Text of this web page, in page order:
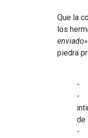
Que la
los
enviado»
piedra
-
-
de
-